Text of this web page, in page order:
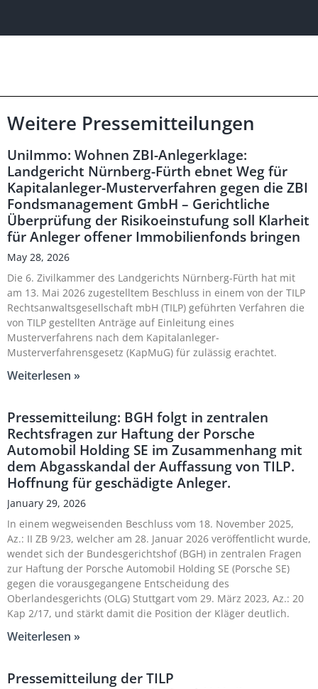
Weitere Pressemitteilungen
UniImmo: Wohnen ZBI-Anlegerklage:
Landgericht Nürnberg-Fürth ebnet Weg für
Kapitalanleger-Musterverfahren gegen die ZBI
Fondsmanagement GmbH – Gerichtliche
Überprüfung der Risikoeinstufung soll Klarheit
für Anleger offener Immobilienfonds bringen
May 28, 2026
Die 6. Zivilkammer des Landgerichts Nürnberg-Fürth hat mit
am 13. Mai 2026 zugestelltem Beschluss in einem von der TILP
Rechtsanwaltsgesellschaft mbH (TILP) geführten Verfahren die
von TILP gestellten Anträge auf Einleitung eines
Musterverfahrens nach dem Kapitalanleger-
Musterverfahrensgesetz (KapMuG) für zulässig erachtet.
Weiterlesen »
Pressemitteilung: BGH folgt in zentralen
Rechtsfragen zur Haftung der Porsche
Automobil Holding SE im Zusammenhang mit
dem Abgasskandal der Auffassung von TILP.
Hoffnung für geschädigte Anleger.
January 29, 2026
In einem wegweisenden Beschluss vom 18. November 2025,
Az.: II ZB 9/23, welcher am 28. Januar 2026 veröffentlicht wurde,
wendet sich der Bundesgerichtshof (BGH) in zentralen Fragen
zur Haftung der Porsche Automobil Holding SE (Porsche SE)
gegen die vorausgegangene Entscheidung des
Oberlandesgerichts (OLG) Stuttgart vom 29. März 2023, Az.: 20
Kap 2/17, und stärkt damit die Position der Kläger deutlich.
Weiterlesen »
Pressemitteilung der TILP